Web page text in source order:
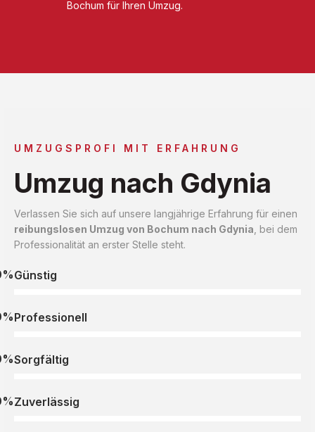
Bochum für Ihren Umzug.
UMZUGSPROFI MIT ERFAHRUNG
Umzug nach Gdynia
Verlassen Sie sich auf unsere langjährige Erfahrung für einen
reibungslosen Umzug von Bochum nach Gdynia , bei dem
Professionalität an erster Stelle steht.
Günstig
Professionell
Sorgfältig
Zuverlässig